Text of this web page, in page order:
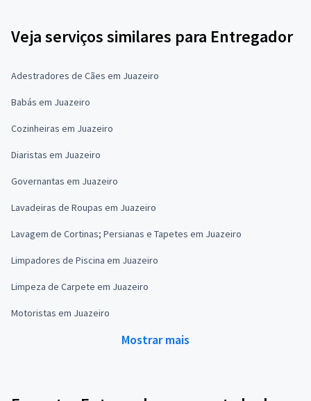
Veja serviços similares para Entregador
Adestradores de Cães em Juazeiro
Babás em Juazeiro
Cozinheiras em Juazeiro
Diaristas em Juazeiro
Governantas em Juazeiro
Lavadeiras de Roupas em Juazeiro
Lavagem de Cortinas; Persianas e Tapetes em Juazeiro
Limpadores de Piscina em Juazeiro
Limpeza de Carpete em Juazeiro
Motoristas em Juazeiro
Mostrar mais